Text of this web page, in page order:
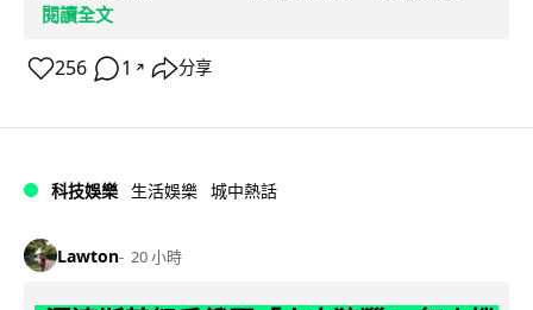
閱讀全文
256 1 ↗ 分享
科技娛樂 生活娛樂 城中熱話
Lawton 20 小時